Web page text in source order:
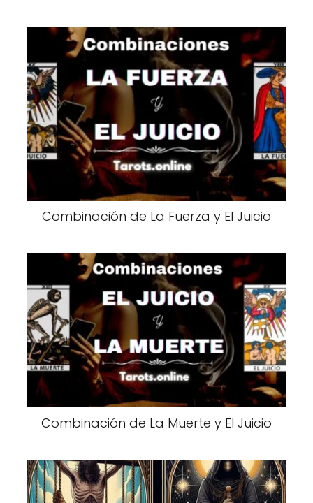
Combinación de La Fuerza y El Juicio
Combinación de La Muerte y El Juicio